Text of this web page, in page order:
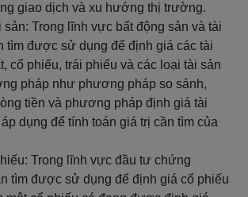
giao dịch và xu hướng thị trường.
sản: Trong lĩnh vực bất động sản và tài
tìm được sử dụng để định giá các tài
cổ phiếu, trái phiếu và các loại tài sản
pháp như phương pháp so sánh,
tiền và phương pháp định giá tài
dụng để tính toán giá trị cần tìm của
Trong lĩnh vực đầu tư chứng
tìm được sử dụng để định giá cổ phiếu